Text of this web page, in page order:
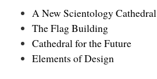
A New Scientology Cathedral
The Flag Building
Cathedral for the Future
Elements of Design